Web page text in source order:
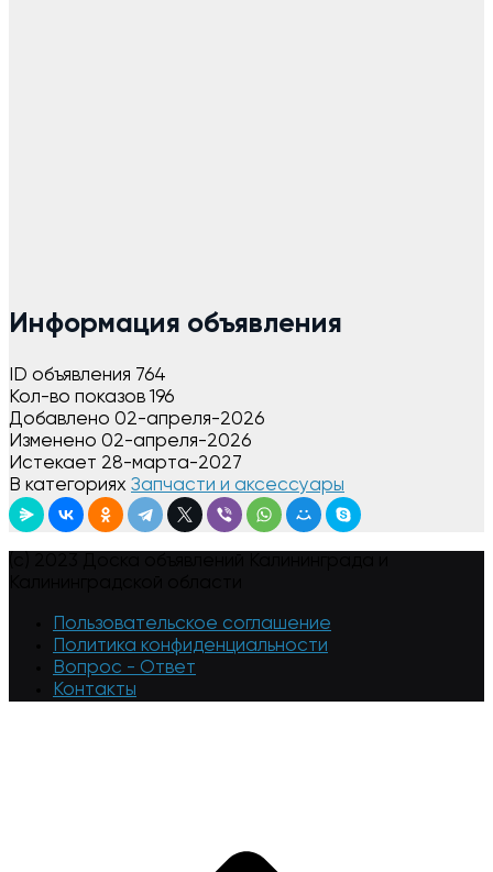
Информация объявления
ID объявления 764
Кол-во показов 196
Добавлено 02-апреля-2026
Изменено 02-апреля-2026
Истекает 28-марта-2027
В категориях Запчасти и аксессуары
Пользовательское соглашение
Политика конфиденциальности
Вопрос - Ответ
Контакты